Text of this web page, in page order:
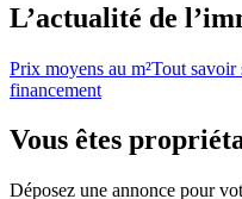
L’actualité de
Prix moyens au m²Tout
financement
Vous êtes
Déposez une annonce pour